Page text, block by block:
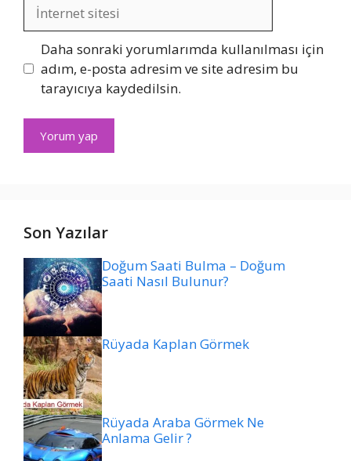
İnternet
sitesi
Daha sonraki yorumlarımda kullanılması için
adım, e-posta adresim ve site adresim bu
tarayıcıya kaydedilsin.
Son Yazılar
Doğum Saati Bulma – Doğum
Saati Nasıl Bulunur?
Rüyada Kaplan Görmek
Rüyada Araba Görmek Ne
Anlama Gelir ?